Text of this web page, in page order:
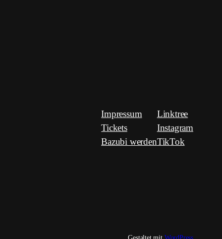
Impressum
Tickets
Bazubi werden
Linktree
Instagram
TikTok